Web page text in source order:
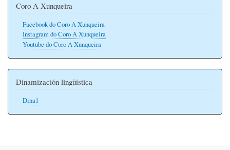
Coro A Xunqueira
Facebook do Coro A Xunqueira
Instagram do Coro A Xunqueira
Youtube do Coro A Xunqueira
Dinamización lingüística
Dina1